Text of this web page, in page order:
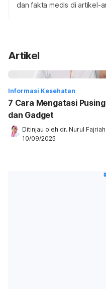
dan fakta medis di artikel-
Artikel
Informasi Kesehatan
7 Cara Mengatasi
dan Gadget
Ditinjau oleh dr. Nurul
10/09/2025